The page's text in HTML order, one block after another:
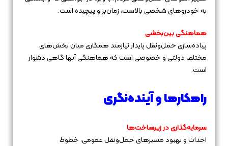
به خودروهای شخصی بالاست، زمان‌بر و پیچیده است.
هماهنگی بین‌بخشی
پیاده‌سازی حمل‌ونقل پایدار نیازمند همکاری میان بخش‌های
مختلف دولتی و خصوصی است که هماهنگی آنها گاهی دشوار
است.
راهکارها و آینده‌نگری
سرمایه‌گذاری در زیرساخت‌ها
احداث و بهبود مسیرهای حمل‌ونقل عمومی، خطوط